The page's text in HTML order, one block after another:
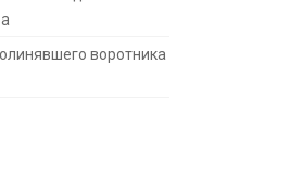
воротника